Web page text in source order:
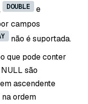
DOUBLE e
campos
não é suportada.
que pode conter
são
ascendente
na ordem